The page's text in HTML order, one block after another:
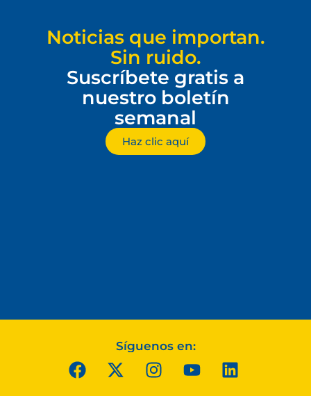
Noticias que importan.
Sin ruido.
Suscríbete gratis a
nuestro boletín
semanal
Haz clic aquí
Síguenos en: